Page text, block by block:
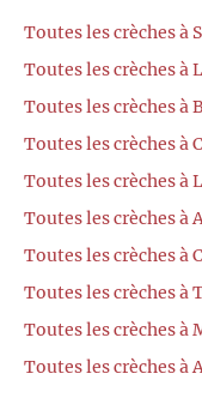
Toutes les crèches
Toutes les crèches
Toutes les crèches à
Toutes les crèches à
Toutes les crèches à
Toutes les crèches à
Toutes les crèches à
Toutes les crèches à
Toutes les crèches à
Toutes les crèches